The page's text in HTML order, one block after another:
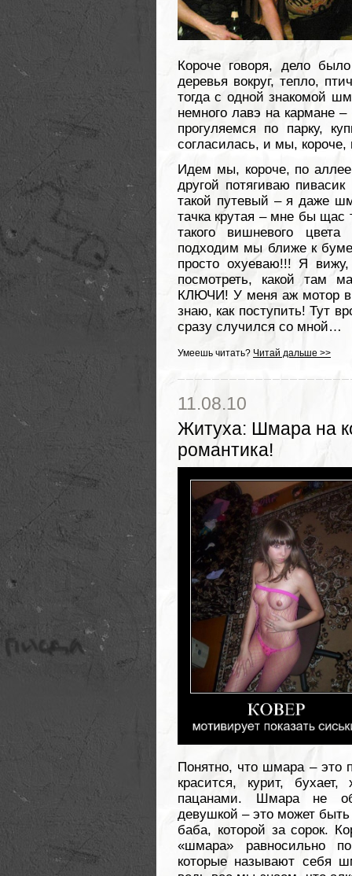
Короче говоря, дело
деревья вокруг, тепло,
тогда с одной знакомой
немного лавэ на кармане
прогуляемся по парку,
согласилась, и мы,
Идем мы, короче, по
другой потягиваю
такой путевый – я даже
тачка крутая – мне бы щас
такого вишневого
подходим мы ближе к
просто охуеваю!!! Я
посмотреть, какой там
КЛЮЧИ! У меня аж мотор в
знаю, как поступить! Тут
сразу случился со мной…
Умеешь читать? Читай дальше >>
11.08.10
Житуха: Шмара на
романтика!
Понятно, что шмара – это
красится, курит,
пацанами. Шмара не
девушкой – это может
баба, которой за сорок.
«шмара» равносильно
которые называют себя